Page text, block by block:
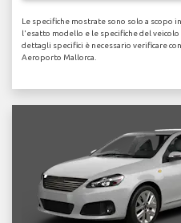
Le specifiche mostrate sono solo a scopo
l'esatto modello e le specifiche del veicolo
dettagli specifici è necessario verificare
Aeroporto Mallorca.